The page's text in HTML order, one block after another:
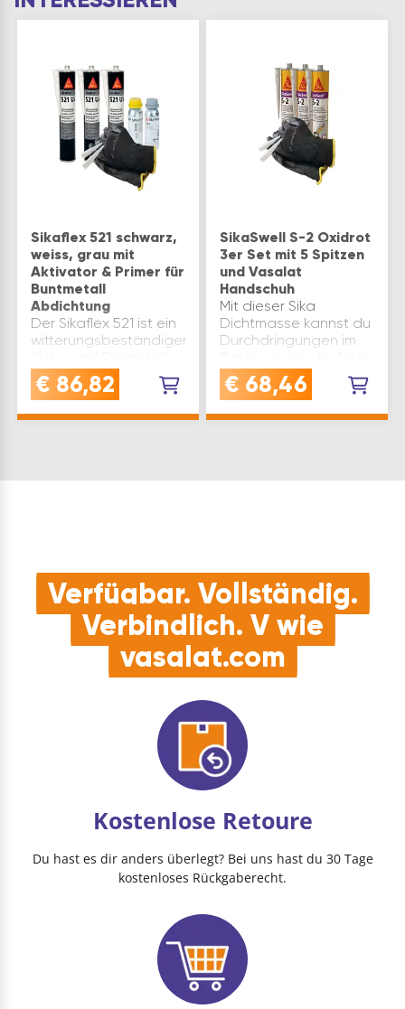
Sikaflex 521 schwarz,
weiss, grau mit
Aktivator & Primer für
Buntmetall
Abdichtung
Der Sikaflex 521 ist ein
witterungsbeständiger
und ermöglicht
haftstarke
€ 86,82
SikaSwell S-2 Oxidrot
3er Set mit 5 Spitzen
und Vasalat
Handschuh
Mit dieser Sika
Dichtmasse kannst du
Durchdringungen im
von Arbeitsfugen und
Rohrdurchführungen
€ 68,46
Verfügbar. Vollständig.
Verbindlich. V wie
vasalat.com
Kostenlose Retoure
Du hast es dir anders überlegt? Bei uns hast du 30 Tage
kostenloses Rückgaberecht.